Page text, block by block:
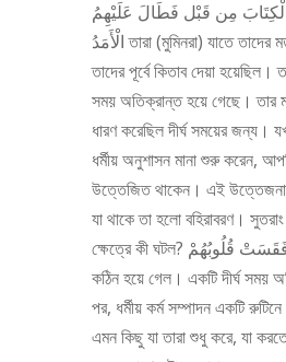
الْكِتَابَ مِن قَبْل فَطَالَ عَلَيْهِمُ
الْأَمَدُ তারা (মুমিনরা) যাতে তাদের মত না হয়, যাদেরকে
তাদের পূর্বে কিতাব দেয়া
সময় অতিক্রান্ত হয়ে গেছে। তার
ধারণ করেছিল দীর্ঘ সময়ের জন্য।
ধর্মীয় অনুশাসন মানা শুরু করেন,
উত্তেজিত থাকেন। এই
যা থাকে তা হলো বহিরাবরণ।
ক্ষেত্রে কী ঘটল? فَقَسَتْ قُلُوبُهُمْ তাদের অন্তর
কঠিন হয়ে গেল। একটি দীর্ঘ সময়
পর, ধর্মীয় কর্ম সম্পাদন একটি
এমন কিছু যা তারা শুধু করে, যা